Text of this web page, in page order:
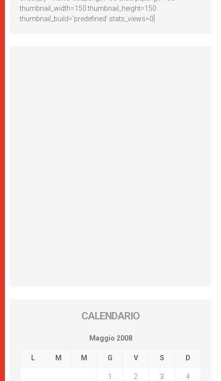
thumbnail_width=150 thumbnail_height=150
thumbnail_build='predefined' stats_views=0]
CALENDARIO
Maggio 2008
L M M G V S D
1 2 3 4